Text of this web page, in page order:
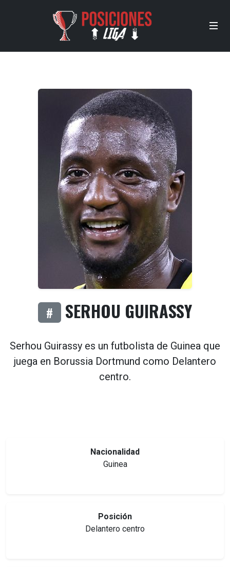
# SERHOU GUIRASSY
Serhou Guirassy es un futbolista de Guinea que
juega en Borussia Dortmund como Delantero
centro.
Nacionalidad
Guinea
Posición
Delantero centro